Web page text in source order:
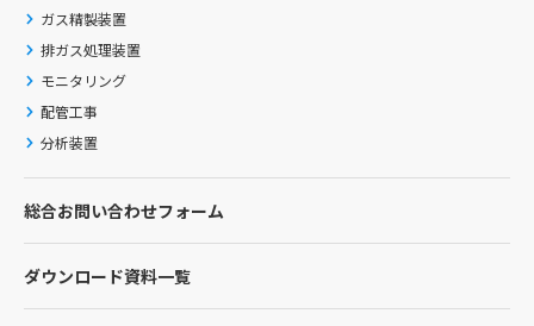
ガス精製装置
排ガス処理装置
モニタリング
配管工事
分析装置
総合お問い合わせフォーム
ダウンロード資料一覧